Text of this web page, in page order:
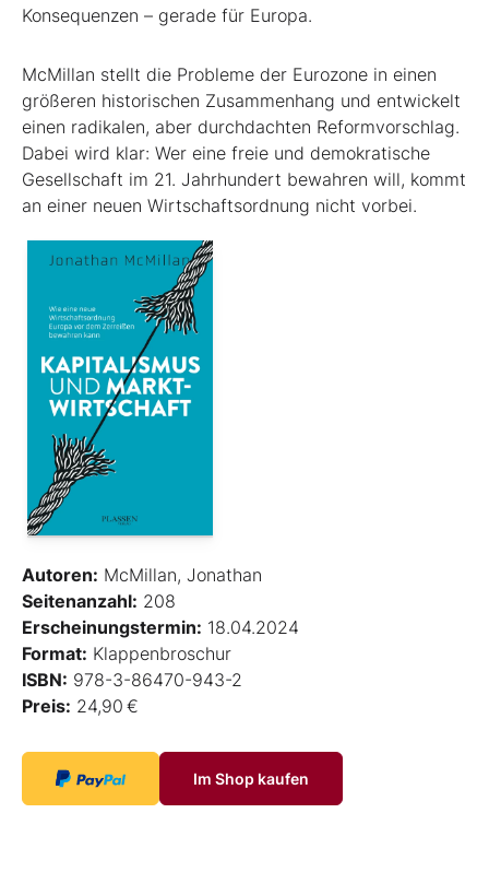
Konsequenzen – gerade für Europa.
McMillan stellt die Probleme der Eurozone in einen
größeren historischen Zusammenhang und entwickelt
einen radikalen, aber durchdachten Reformvorschlag.
Dabei wird klar: Wer eine freie und demokratische
Gesellschaft im 21. Jahrhundert bewahren will, kommt
an einer neuen Wirtschaftsordnung nicht vorbei.
Autoren: McMillan, Jonathan
Seitenanzahl: 208
Erscheinungstermin: 18.04.2024
Format: Klappenbroschur
ISBN: 978-3-86470-943-2
Preis: 24,90 €
Im Shop kaufen